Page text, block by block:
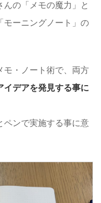
の「メモの魔力」と
モーニングノート」の
モ・ノート術で、両方
イデアを発見する事に
ペンで実施する事に意